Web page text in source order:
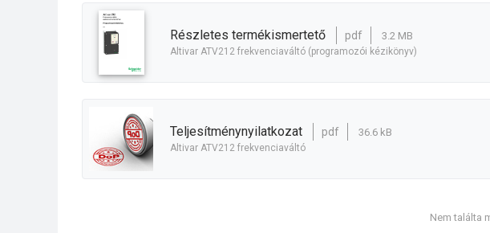
részletes termékismertető pdf 3.2 MB
Altivar ATV212 frekvenciaváltó (programozói kézikönyv)
teljesítménynyilatkozat pdf 36.6 kB
Altivar ATV212 frekvenciaváltó
Nem találta